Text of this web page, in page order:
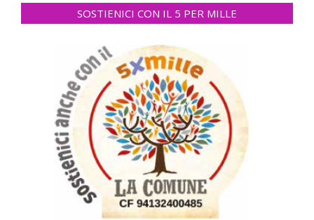
SOSTIENICI CON IL 5 PER MILLE